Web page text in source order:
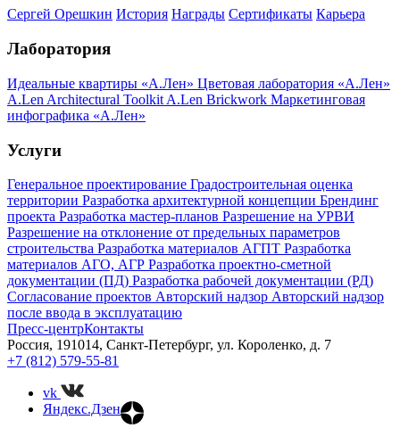
Сергей Орешкин История Награды Сертификаты Карьера
Лаборатория
Идеальные квартиры «А.Лен» Цветовая лаборатория «А.Лен»
A.Len Architectural Toolkit A.Len Brickwork Маркетинговая
инфографика «А.Лен»
Услуги
Генеральное проектирование Градостроительная оценка
территории Разработка архитектурной концепции Брендинг
проекта Разработка мастер-планов Разрешение на УРВИ
Разрешение на отклонение от предельных параметров
строительства Разработка материалов АГПТ Разработка
материалов АГО, АГР Разработка проектно-сметной
документации (ПД) Разработка рабочей документации (РД)
Согласование проектов Авторский надзор Авторский надзор
после ввода в эксплуатацию
Пресс-центрКонтакты
Россия, 191014, Санкт-Петербург, ул. Короленко, д. 7
+7 (812) 579-55-81
vk
Яндекс.Дзен